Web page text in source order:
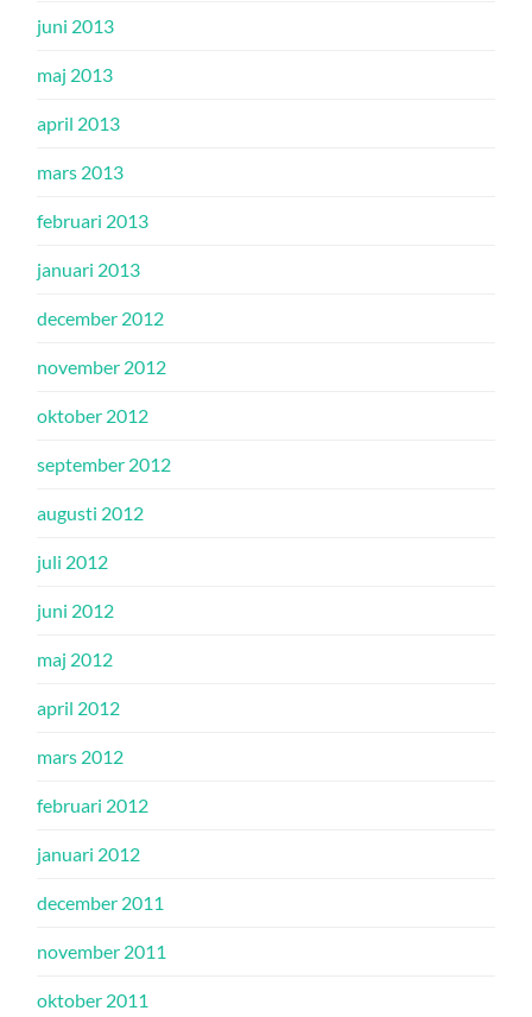
juni 2013
maj 2013
april 2013
mars 2013
februari 2013
januari 2013
december 2012
november 2012
oktober 2012
september 2012
augusti 2012
juli 2012
juni 2012
maj 2012
april 2012
mars 2012
februari 2012
januari 2012
december 2011
november 2011
oktober 2011